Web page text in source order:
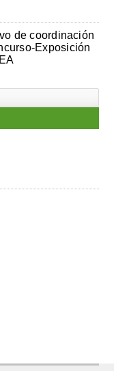
de coordinación
Exposición